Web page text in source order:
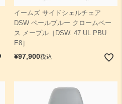
イームズ サイドシェルチェア
DSW ペールブルー クロームベー
ス メープル［DSW. 47 UL PBU
E8］
¥97,900税込